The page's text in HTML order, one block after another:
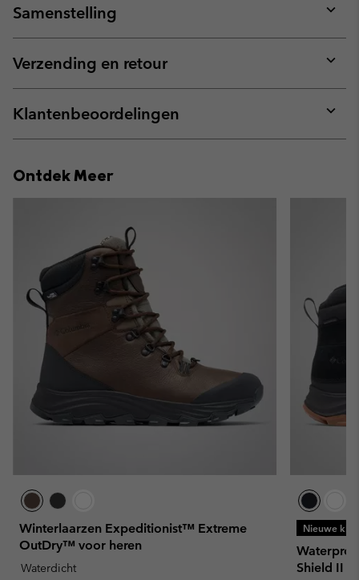
Samenstelling
or
Verzending en retour
or
Klantenbeoordelingen
or
Ontdek Meer
Winterlaarzen Expeditionist™ Extreme
OutDry™ voor heren
Waterdicht
Nieuwe
Shield II